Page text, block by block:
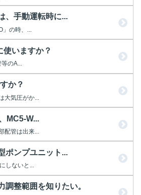
、手動運転時に...
」の時、...
使いますか？
のA...
か？
大気圧がか...
MC5-W...
配管は出来...
ポンプユニット...
しないと...
調整範囲を知りたい。